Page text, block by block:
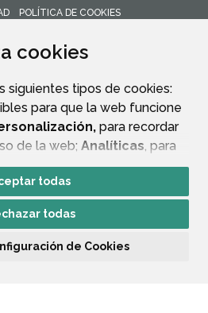
cookies
siguientes tipos de cookies:
para que la web funcione
para recordar
de la web; Analíticas, para
de la web y sus servicios.
botón“Aceptar todas”
su uso. Si pulsa el botón
las cookies técnicas
todas
todas
de Cookies
POLÍTICA DE COOKIES